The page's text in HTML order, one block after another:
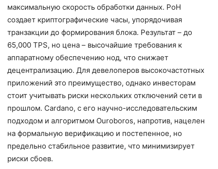
максимальную скорость обработки данных. PoH
создает криптографические часы, упорядочивая
транзакции до формирования блока. Результат – до
65,000 TPS, но цена – высочайшие требования к
аппаратному обеспечению нод, что снижает
децентрализацию. Для девелоперов высокочастотных
приложений это преимущество, однако инвесторам
стоит учитывать риски нескольких отключений сети в
прошлом. Cardano, с его научно-исследовательским
подходом и алгоритмом Ouroboros, напротив, нацелен
на формальную верификацию и постепенное, но
предельно стабильное развитие, что минимизирует
риски сбоев.